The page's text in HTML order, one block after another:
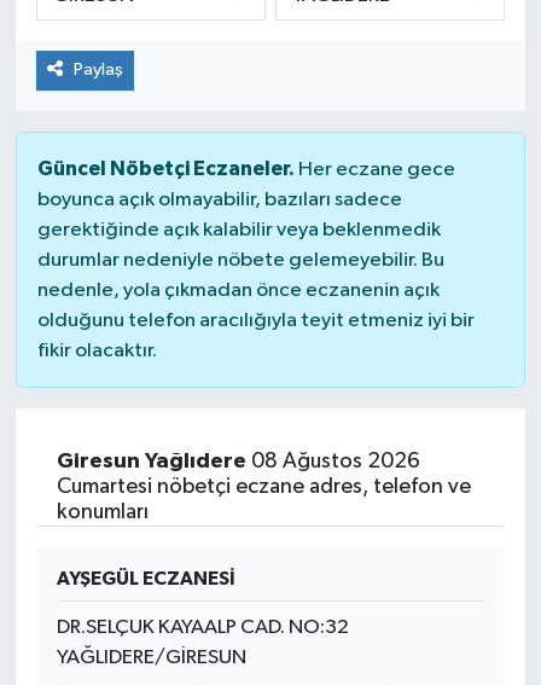
Paylaş
Güncel Nöbetçi Eczaneler. Her eczane gece
boyunca açık olmayabilir, bazıları sadece
gerektiğinde açık kalabilir veya beklenmedik
durumlar nedeniyle nöbete gelemeyebilir. Bu
nedenle, yola çıkmadan önce eczanenin açık
olduğunu telefon aracılığıyla teyit etmeniz iyi bir
fikir olacaktır.
Giresun Yağlıdere 08 Ağustos 2026
Cumartesi nöbetçi eczane adres, telefon ve
konumları
AYŞEGÜL ECZANESİ
DR.SELÇUK KAYAALP CAD. NO:32
YAĞLIDERE/GİRESUN